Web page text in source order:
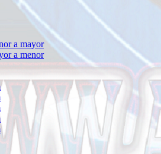
a mayor
a menor